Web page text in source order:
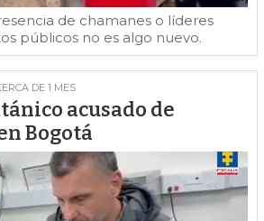
de chamanes o líderes
públicos no es algo nuevo.
DE 1 MES
acusado de
Bogotá